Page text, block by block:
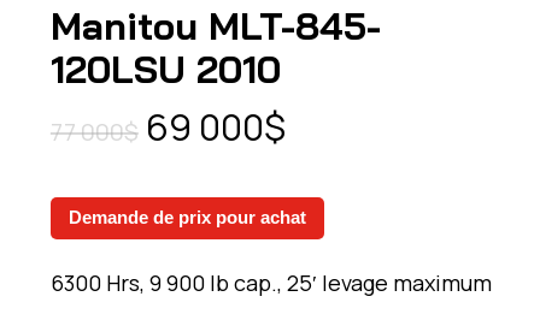
Manitou MLT-845-
120LSU 2010
77 000$ Le
initial
était :
77
000$.
69 000$Le
actuel
est :
69
000$.
Demande de prix pour achat
6300 Hrs, 9 900 lb cap., 25′ levage maximum